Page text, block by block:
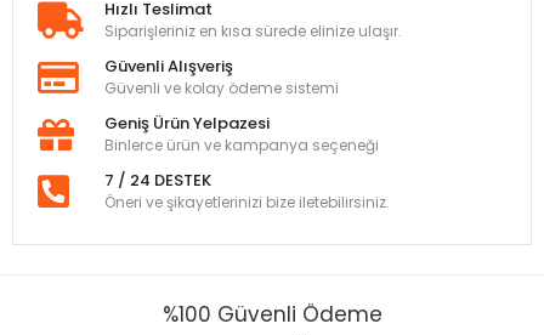
Hızlı Teslimat
Siparişleriniz en kısa sürede elinize ulaşır.
Güvenli Alışveriş
Güvenli ve kolay ödeme sistemi
Geniş Ürün Yelpazesi
Binlerce ürün ve kampanya seçeneği
7 / 24 DESTEK
Öneri ve şikayetlerinizi bize iletebilirsiniz.
%100 Güvenli Ödeme